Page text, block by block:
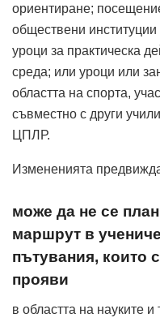
ориентиране;
обществени
уроци за практическа
среда; или уроци или
областта на спорта,
съвместно с други
ЦПЛР.
Измененията
може да не се
маршрут в
пътувания, които
прояви
в областта на науките и